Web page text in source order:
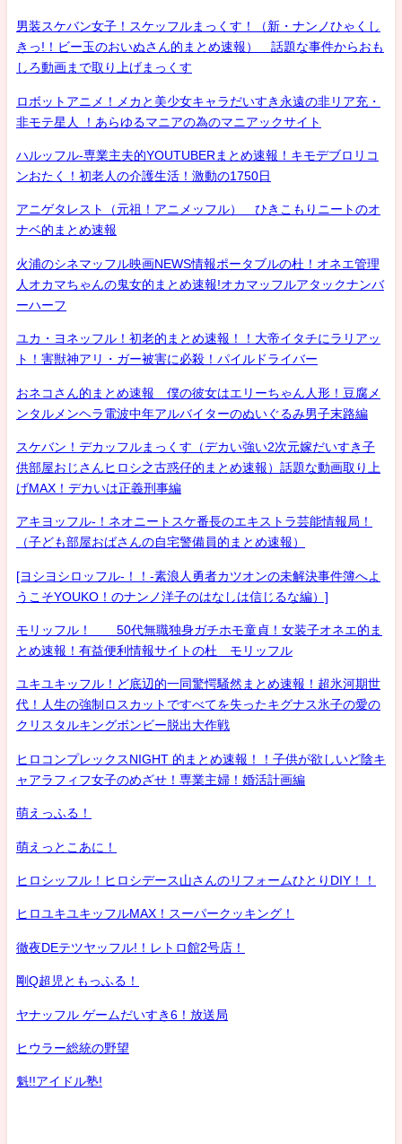
男装スケバン女子！スケッフルまっくす！（新・ナンノひゃくし
きっ!！ビー玉のおいぬさん的まとめ速報） 話題な事件からおも
しろ動画まで取り上げまっくす
ロボットアニメ！メカと美少女キャラだいすき永遠の非リア充・
非モテ星人 ！あらゆるマニアの為のマニアックサイト
ハルッフル-専業主夫的YOUTUBERまとめ速報！キモデブロリコ
ンおたく！初老人の介護生活！激動の1750日
アニゲタレスト（元祖！アニメッフル） ひきこもりニートのオ
ナベ的まとめ速報
火浦のシネマッフル映画NEWS情報ポータブルの杜！オネエ管理
人オカマちゃんの鬼女的まとめ速報!オカマッフルアタックナンバ
ーハーフ
ユカ・ヨネッフル！初老的まとめ速報！！大帝イタチにラリアッ
ト！害獣神アリ・ガー被害に必殺！パイルドライバー
おネコさん的まとめ速報 僕の彼女はエリーちゃん人形！豆腐メ
ンタルメンヘラ電波中年アルバイターのぬいぐるみ男子末路編
スケバン！デカッフルまっくす（デカい強い2次元嫁だいすき子
供部屋おじさんヒロシ之古惑仔的まとめ速報）話題な動画取り上
げMAX！デカいは正義刑事編
アキヨッフル-！ネオニートスケ番長のエキストラ芸能情報局！
（子ども部屋おばさんの自宅警備員的まとめ速報）
[ヨシヨシロッフル-！！-素浪人勇者カツオンの未解決事件簿へよ
うこそYOUKO！のナンノ洋子のはなしは信じるな編）]
モリッフル！ 50代無職独身ガチホモ童貞！女装子オネエ的ま
とめ速報！有益便利情報サイトの杜 モリッフル
ユキユキッフル！ど底辺的一同驚愕騒然まとめ速報！超氷河期世
代！人生の強制ロスカットですべてを失ったキグナス氷子の愛の
クリスタルキングボンビー脱出大作戦
ヒロコンプレックスNIGHT 的まとめ速報！！子供が欲しいど陰キ
ャアラフィフ女子のめざせ！専業主婦！婚活計画編
萌えっふる！
萌えっとこあに！
ヒロシッフル！ヒロシデース山さんのリフォームひとりDIY！！
ヒロユキユキッフルMAX！スーパークッキング！
徹夜DEテツヤッフル!！レトロ館2号店！
剛Q超児ともっふる！
ヤナッフル ゲームだいすき6！放送局
ヒウラー総統の野望
魁!!アイドル塾!